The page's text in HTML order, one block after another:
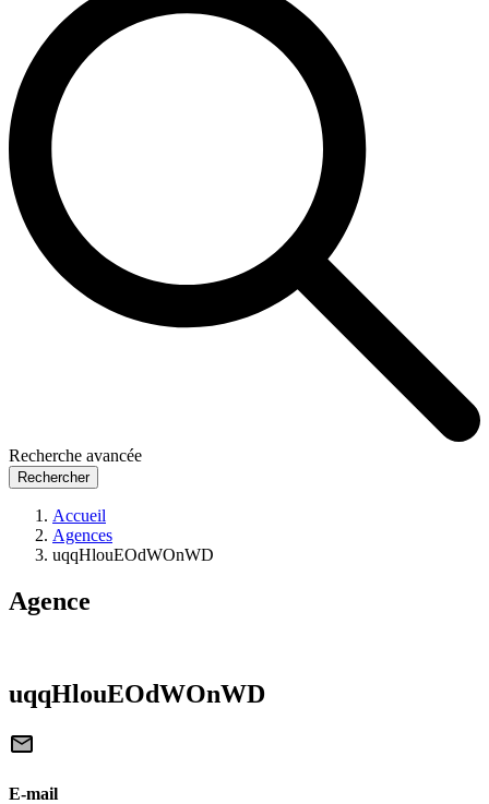
Recherche avancée
Rechercher
Accueil
Agences
uqqHlouEOdWOnWD
Agence
uqqHlouEOdWOnWD
E-mail